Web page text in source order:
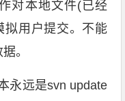
对本地文件(已经
拟用户提交。不能
。
永远是svn update